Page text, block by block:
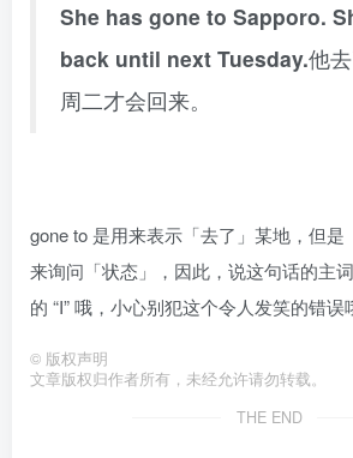
She has gone to Sapporo.
back until next Tuesday.他
周二才会回来。
gone to 是用来表示「去了」某地，但是
来询问「状态」，因此，说这句话的主
的 “I” 哦，小心别犯这个令人发笑的错误
© 版权声明
文章版权归作者所有，未经允许请勿转载。
THE END